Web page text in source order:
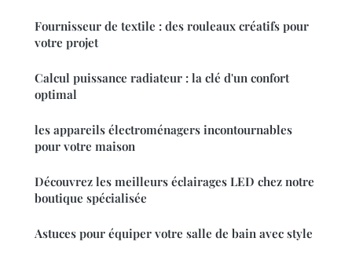
Fournisseur de textile : des rouleaux créatifs pour
votre projet
Calcul puissance radiateur : la clé d'un confort
optimal
les appareils électroménagers incontournables
pour votre maison
Découvrez les meilleurs éclairages LED chez notre
boutique spécialisée
Astuces pour équiper votre salle de bain avec style